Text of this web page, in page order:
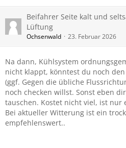
Beifahrer Seite kalt und
Lüftung
Ochsenwald 23. Februar 2026
Na dann, Kühlsystem
nicht klappt, könntest du noch
(ggf. Gegen die übliche
noch checken willst. Sonst eben
tauschen. Kostet nicht viel, ist nur
Bei aktueller Witterung ist ein
empfehlenswert..